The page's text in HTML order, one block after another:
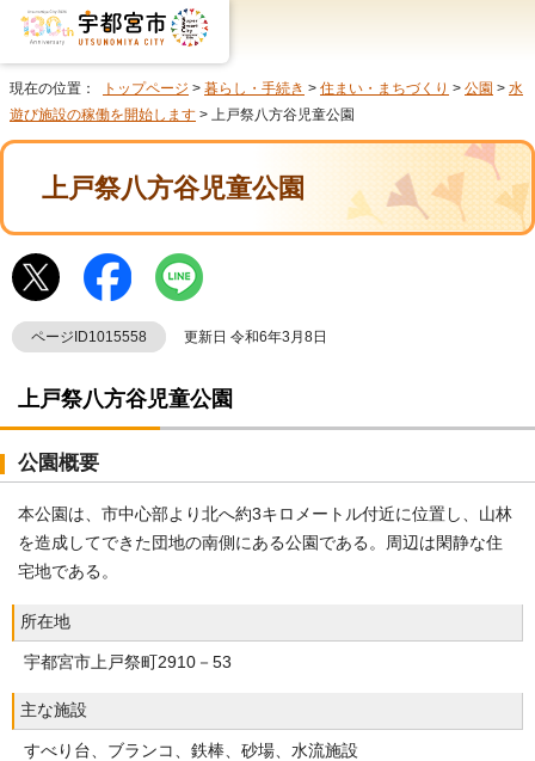
現在の位置： トップページ > 暮らし・手続き > 住まい・まちづくり > 公園 > 水
遊び施設の稼働を開始します > 上戸祭八方谷児童公園
上戸祭八方谷児童公園
ページID1015558 更新日 令和6年3月8日
上戸祭八方谷児童公園
公園概要
本公園は、市中心部より北へ約3キロメートル付近に位置し、山林
を造成してできた団地の南側にある公園である。周辺は閑静な住
宅地である。
所在地
宇都宮市上戸祭町2910－53
主な施設
すべり台、ブランコ、鉄棒、砂場、水流施設